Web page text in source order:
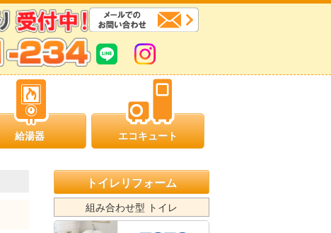
給湯器 エコキュート
トイレリフォーム
組み合わせ型 トイレ